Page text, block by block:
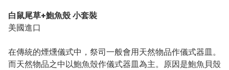
白鼠尾草+鮑魚殼 小套裝
美國進口
在傳統的煙燻儀式中，祭司一般會用天然物品作儀式器皿。
而天然物品之中以鮑魚殼作儀式器皿為主。原因是鮑魚貝殼